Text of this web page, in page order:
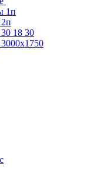
1п
18 30